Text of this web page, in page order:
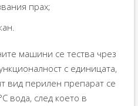
прах;
машини се тества чрез
с единицата,
вид перилен препарат се
вода, след което в